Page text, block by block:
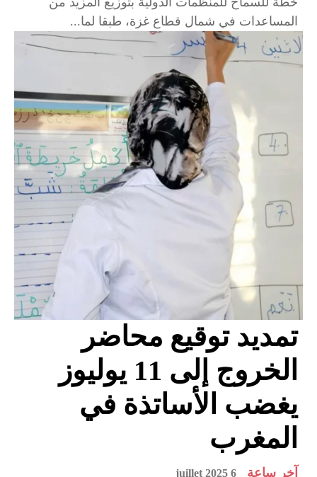
المساعدات في شمال قطاع غزة، طبقا لما...
تمديد توقيع محاضر
الخروج إلى 11 يوليوز
يغضب الأساتذة في
المغرب
آخر ساعة 6 juillet 2025